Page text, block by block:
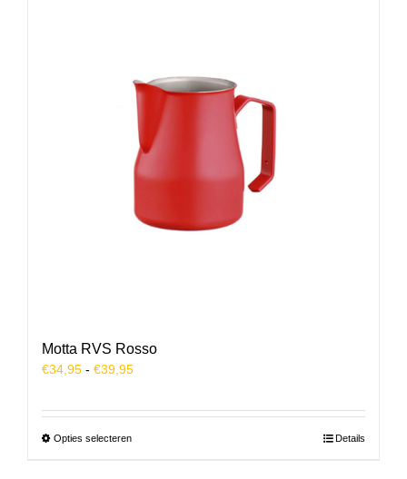
Motta RVS Rosso
€34,95 - €39,95Prijsklasse:
Opties selecterenDit
Details